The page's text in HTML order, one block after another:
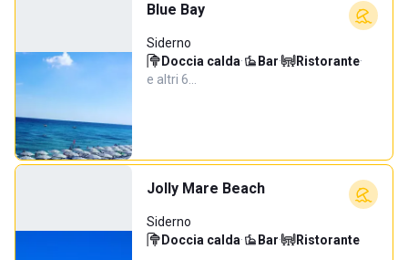
Blue Bay
Siderno
Doccia calda· Bar· Ristorante·
e altri 6…
Jolly Mare Beach
Siderno
Doccia calda· Bar· Ristorante